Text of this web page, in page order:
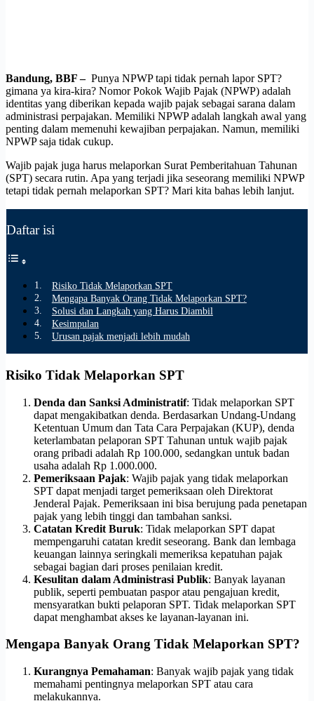
Bandung, BBF – Punya NPWP tapi tidak pernah lapor SPT?
gimana ya kira-kira? Nomor Pokok Wajib Pajak (NPWP) adalah
identitas yang diberikan kepada wajib pajak sebagai sarana dalam
administrasi perpajakan. Memiliki NPWP adalah langkah awal yang
penting dalam memenuhi kewajiban perpajakan. Namun, memiliki
NPWP saja tidak cukup.
Wajib pajak juga harus melaporkan Surat Pemberitahuan Tahunan
(SPT) secara rutin. Apa yang terjadi jika seseorang memiliki NPWP
tetapi tidak pernah melaporkan SPT? Mari kita bahas lebih lanjut.
Daftar isi
Risiko Tidak Melaporkan SPT
Mengapa Banyak Orang Tidak Melaporkan SPT?
Solusi dan Langkah yang Harus Diambil
Kesimpulan
Urusan pajak menjadi lebih mudah
Risiko Tidak Melaporkan SPT
Denda dan Sanksi Administratif: Tidak melaporkan SPT
dapat mengakibatkan denda. Berdasarkan Undang-Undang
Ketentuan Umum dan Tata Cara Perpajakan (KUP), denda
keterlambatan pelaporan SPT Tahunan untuk wajib pajak
orang pribadi adalah Rp 100.000, sedangkan untuk badan
usaha adalah Rp 1.000.000.
Pemeriksaan Pajak: Wajib pajak yang tidak melaporkan
SPT dapat menjadi target pemeriksaan oleh Direktorat
Jenderal Pajak. Pemeriksaan ini bisa berujung pada penetapan
pajak yang lebih tinggi dan tambahan sanksi.
Catatan Kredit Buruk: Tidak melaporkan SPT dapat
mempengaruhi catatan kredit seseorang. Bank dan lembaga
keuangan lainnya seringkali memeriksa kepatuhan pajak
sebagai bagian dari proses penilaian kredit.
Kesulitan dalam Administrasi Publik: Banyak layanan
publik, seperti pembuatan paspor atau pengajuan kredit,
mensyaratkan bukti pelaporan SPT. Tidak melaporkan SPT
dapat menghambat akses ke layanan-layanan ini.
Mengapa Banyak Orang Tidak Melaporkan SPT?
Kurangnya Pemahaman: Banyak wajib pajak yang tidak
memahami pentingnya melaporkan SPT atau cara
melakukannya.